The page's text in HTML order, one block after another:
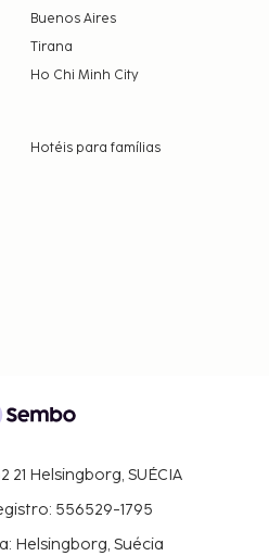
sujeitos a
diretamente o
número de telefone
de reserva.
Buenos Aires
Tirana
Ho Chi Minh City
Hotéis para famílias
21 Helsingborg, SUÉCIA
556529-1795
Helsingborg, Suécia